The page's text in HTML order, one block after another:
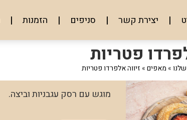
יצירת קשר סניפים הזמנות
פטריות
»מאפים»זיווה אלפרדו פטריות
מוגש עם רסק עגבניות וביצה.